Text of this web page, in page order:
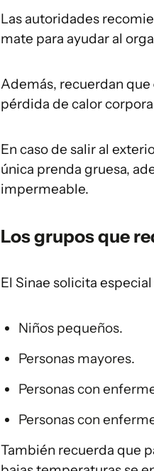
Las autoridades
mate para ayudar al
Además, recuerdan que
pérdida de calor
En caso de salir al
única prenda gruesa,
impermeable.
Los grupos que
El Sinae solicita
Niños pequeños.
Personas mayores.
Personas con
Personas con
También recuerda que